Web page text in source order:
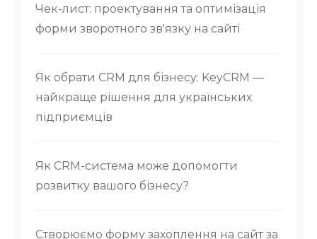
Чек-лист: проектування та оптимізація
форми зворотного зв'язку на сайті
Як обрати CRM для бізнесу: KeyCRM —
найкраще рішення для українських
підприємців
Як CRM-система може допомогти
розвитку вашого бізнесу?
Створюємо форму захоплення на сайт за